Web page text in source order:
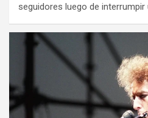
seguidores luego de